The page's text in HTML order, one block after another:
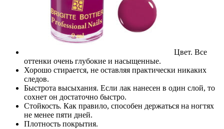
Цвет. Все
оттенки очень глубокие и насыщенные.
Хорошо стирается, не оставляя практически никаких
следов.
Быстрота высыхания. Если лак нанесен в один слой, то
сохнет он достаточно быстро.
Стойкость. Как правило, способен держаться на ногтях
не менее пяти дней.
Плотность покрытия.